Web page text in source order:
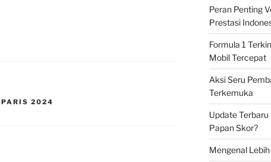
2024
Peran Penting
Prestasi
Formula 1
Mobil Tercepat
Aksi Seru
Terkemuka
Update
Papan Skor?
Mengenal